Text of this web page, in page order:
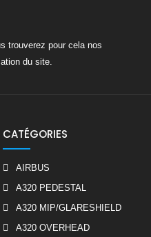
trouverez pour cela nos
du site.
CATÉGORIES
AIRBUS
A320 PEDESTAL
A320 MIP/GLARESHIELD
A320 OVERHEAD